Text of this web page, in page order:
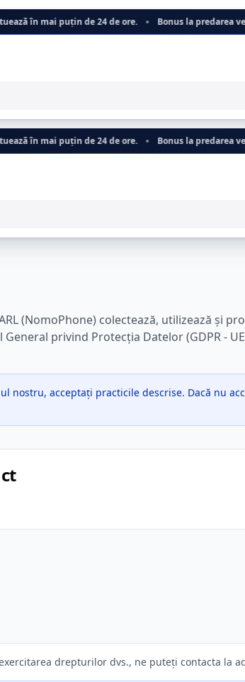
de 24 de ore. Bonus la predarea vechiului aparat:
de 24 de ore. Bonus la predarea vechiului aparat:
(NomoPhone) colectează, utilizează și
privind Protecția Datelor (GDPR -
nostru, acceptați practicile descrise. Dacă nu
drepturilor dvs., ne puteți contacta la